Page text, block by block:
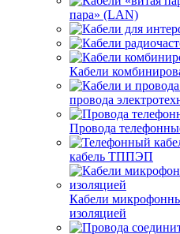
пара» (LAN)
Кабели
провода
Провода
кабель ТППЭП
Кабели
изоляцией